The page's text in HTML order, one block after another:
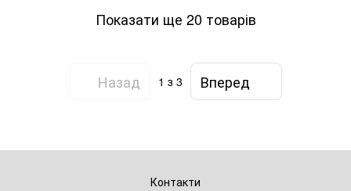
Показати ще 20 товарів
Назад 1 з 3 Вперед
Контакти